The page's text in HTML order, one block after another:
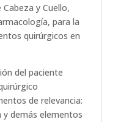
y Cuello,
para la
quirúrgicos en
del paciente
de relevancia:
y demás elementos